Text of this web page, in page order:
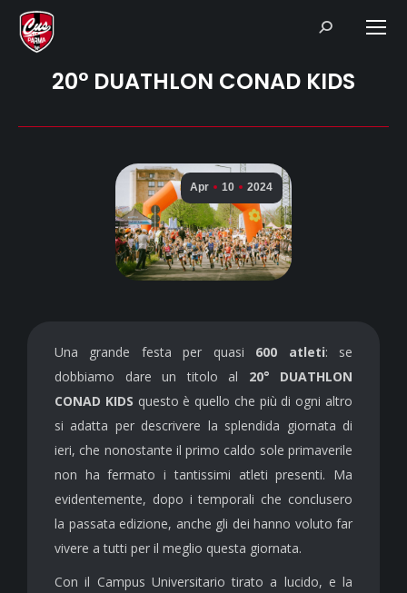
Search:
20° DUATHLON CONAD KIDS
Apr 10 2024
Una grande festa per quasi 600 atleti: se
dobbiamo dare un titolo al 20° DUATHLON
CONAD KIDS questo è quello che più di ogni altro
si adatta per descrivere la splendida giornata di
ieri, che nonostante il primo caldo sole primaverile
non ha fermato i tantissimi atleti presenti. Ma
evidentemente, dopo i temporali che conclusero
la passata edizione, anche gli dei hanno voluto far
vivere a tutti per il meglio questa giornata.
Con il Campus Universitario tirato a lucido, e la